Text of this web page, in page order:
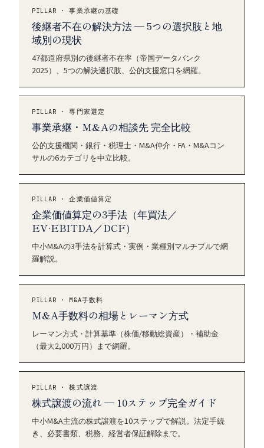
PILLAR · 事業承継の基礎
後継者不在の解決方法 — 5つの選択肢と地
域別の現状
47都道府県別の後継者不在率（帝国データバンク
2025）、5つの解決選択肢、公的支援窓口を網羅。
PILLAR · 専門家選定
事業承継・M&Aの相談先 完全比較
公的支援機関・銀行・税理士・M&A仲介・FA・M&Aコン
サルの6カテゴリを中立比較。
PILLAR · 企業価値算定
企業価値算定の3手法（年買法／
EV·EBITDA／DCF）
中小M&Aの3手法を計算式・実例・業種別マルチプルで網
羅解説。
PILLAR · M&A手数料
M&A手数料の相場とレーマン方式
レーマン方式・計算基準（株価/移動総資産）・補助金
（最大2,000万円）まで網羅。
PILLAR · 株式譲渡
株式譲渡の流れ — 10ステップ完全ガイド
中小M&A主流の株式譲渡を10ステップで解説。法定手続
き、必要書類、税務、経営者保証解除まで。